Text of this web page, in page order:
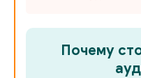
Почему